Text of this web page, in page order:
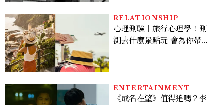
RELATIONSHIP
心理測驗｜旅行心理學！測
測去什麼景點玩 會為你帶來
ENTERTAINMENT
《成名在望》值得追嗎？李